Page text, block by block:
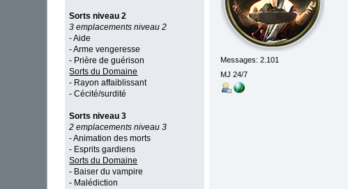
Sorts niveau 2
3 emplacements niveau 2
- Aide
- Arme vengeresse
- Prière de guérison
Sorts du Domaine
- Rayon affaiblissant
- Cécité/surdité
Sorts niveau 3
2 emplacements niveau 3
- Animation des morts
- Esprits gardiens
Sorts du Domaine
- Baiser du vampire
- Malédiction
Messages: 2.101
MJ 24/7